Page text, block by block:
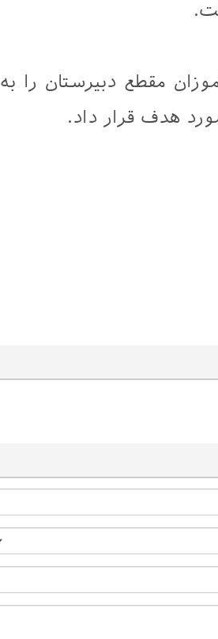
مقطع دبیرستان را به
هدف قرار داد.